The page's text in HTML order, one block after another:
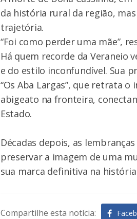
da história rural da região,
trajetória.
“Foi como perder uma mãe”,
Há quem recorde da Veraneio
e do estilo inconfundível. Sua
“Os Aba Largas”, que retrata
abigeato na fronteira,
Estado.
Décadas depois, as
preservar a imagem de uma
sua marca definitiva na
Compartilhe esta notícia: